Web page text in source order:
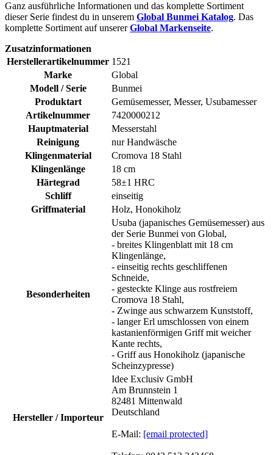
Ganz ausführliche Informationen und das komplette Sortiment
dieser Serie findest du in unserem Global Bunmei Katalog. Das
komplette Sortiment auf unsererGlobal Markenseite.
Zusatzinformationen
Herstellerartikelnummer 1521
Marke
Global
Modell / Serie
Bunmei
Produktart
Gemüsemesser, Messer, Usubamesser
Artikelnummer
7420000212
Hauptmaterial
Messerstahl
Reinigung
nur Handwäsche
Klingenmaterial
Cromova 18 Stahl
Klingenlänge
18 cm
Härtegrad
58±1 HRC
Schliff
einseitig
Griffmaterial
Holz, Honokiholz
Besonderheiten
Usuba (japanisches Gemüsemesser) aus
der Serie Bunmei von Global,
- breites Klingenblatt mit 18 cm
Klingenlänge,
- einseitig rechts geschliffenen
Schneide,
- gesteckte Klinge aus rostfreiem
Cromova 18 Stahl,
- Zwinge aus schwarzem Kunststoff,
- langer Erl umschlossen von einem
kastanienförmigen Griff mit weicher
Kante rechts,
- Griff aus Honokiholz (japanische
Scheinzypresse)
Hersteller / Importeur
Idee Exclusiv GmbH
Am Brunnstein 1
82481 Mittenwald
Deutschland
E-Mail: [email protected]